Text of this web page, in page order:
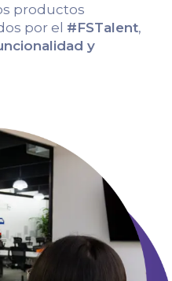
productos
por el #FSTalent,
y